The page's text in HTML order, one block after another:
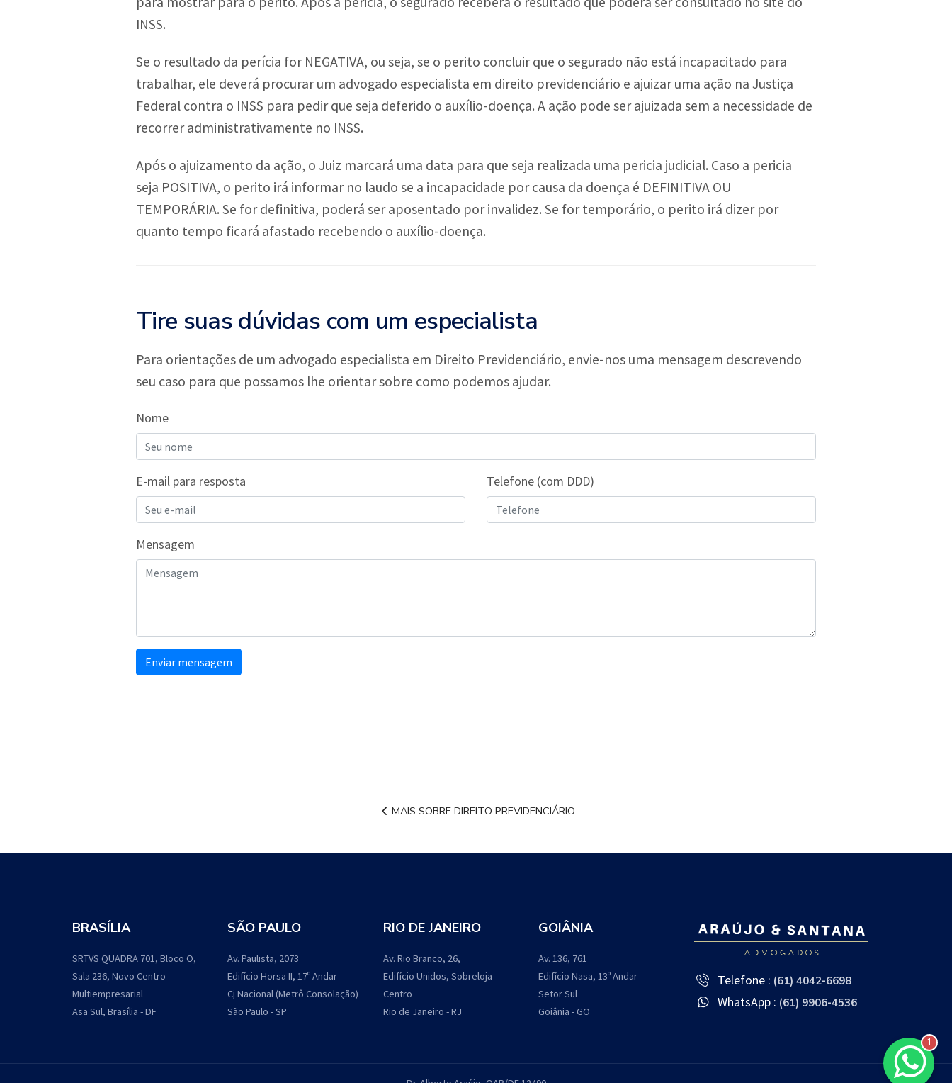
INSS.
Se o resultado da perícia for NEGATIVA, ou seja, se o perito concluir que o segurado não está incapacitado para
trabalhar, ele deverá procurar um advogado especialista em direito previdenciário e ajuizar uma ação na Justiça
Federal contra o INSS para pedir que seja deferido o auxílio-doença. A ação pode ser ajuizada sem a necessidade de
recorrer administrativamente no INSS.
Após o ajuizamento da ação, o Juiz marcará uma data para que seja realizada uma pericia judicial. Caso a pericia
seja POSITIVA, o perito irá informar no laudo se a incapacidade por causa da doença é DEFINITIVA OU
TEMPORÁRIA. Se for definitiva, poderá ser aposentado por invalidez. Se for temporário, o perito irá dizer por
quanto tempo ficará afastado recebendo o auxílio-doença.
Tire suas dúvidas com um especialista
Para orientações de um advogado especialista em Direito Previdenciário, envie-nos uma mensagem descrevendo
seu caso para que possamos lhe orientar sobre como podemos ajudar.
Nome
E-mail para resposta Telefone (com DDD)
Mensagem
Enviar mensagem
MAIS SOBRE DIREITO PREVIDENCIÁRIO
BRASÍLIA
SRTVS QUADRA 701, Bloco O,
Sala 236, Novo Centro
Multiempresarial
Asa Sul, Brasília - DF
SÃO PAULO
Av. Paulista, 2073
Edifício Horsa II, 17º Andar
Cj Nacional (Metrô Consolação)
São Paulo - SP
RIO DE JANEIRO
Av. Rio Branco, 26,
Edifício Unidos, Sobreloja
Centro
Rio de Janeiro - RJ
GOIÂNIA
Av. 136, 761
Edifício Nasa, 13º Andar
Setor Sul
Goiânia - GO
Telefone : (61) 4042-6698
WhatsApp : (61) 9906-4536
1